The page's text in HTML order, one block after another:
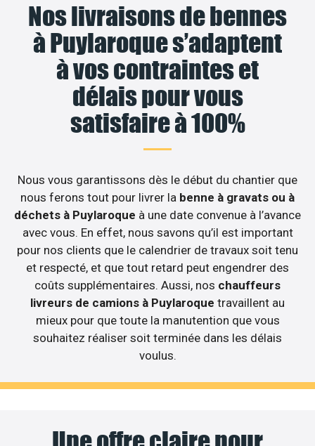
Nos livraisons de bennes
à Puylaroque s’adaptent
à vos contraintes et
délais pour vous
satisfaire à 100%
Nous vous garantissons dès le début du chantier que
nous ferons tout pour livrer la benne à gravats ou à
déchets à Puylaroque à une date convenue à l’avance
avec vous. En effet, nous savons qu’il est important
pour nos clients que le calendrier de travaux soit tenu
et respecté, et que tout retard peut engendrer des
coûts supplémentaires. Aussi, nos chauffeurs
livreurs de camions à Puylaroque travaillent au
mieux pour que toute la manutention que vous
souhaitez réaliser soit terminée dans les délais
voulus.